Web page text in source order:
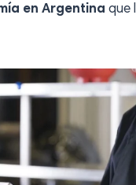
en Argentina que